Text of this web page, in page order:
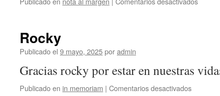
Rocky
Publicado el 9 mayo, 2025poradmin
Gracias rocky por estar en nuestras
Publicado en in memoriam | Comentarios desactivadosen